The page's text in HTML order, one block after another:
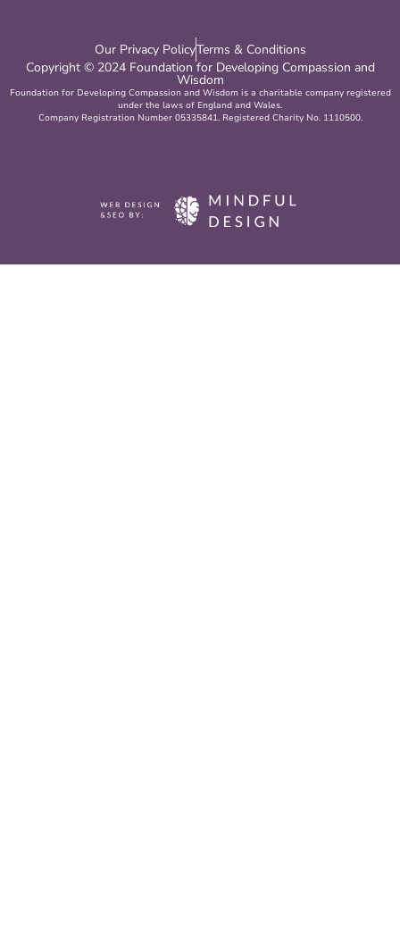
Our Privacy PolicyTerms & Conditions
Copyright © 2024 Foundation for Developing Compassion and
Wisdom
Foundation for Developing Compassion and Wisdom is a charitable company registered
under the laws of England and Wales.
Company Registration Number 05335841. Registered Charity No. 1110500.